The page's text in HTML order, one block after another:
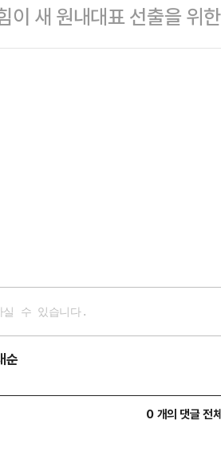
월 치러질 것으로 예상되
…
거 행정 시스템의 신뢰를
석대변인은 7일 논평을
이 새 원내대표 선출을 위
오는 10일에 진행하기로
순
0 개의 댓글 전